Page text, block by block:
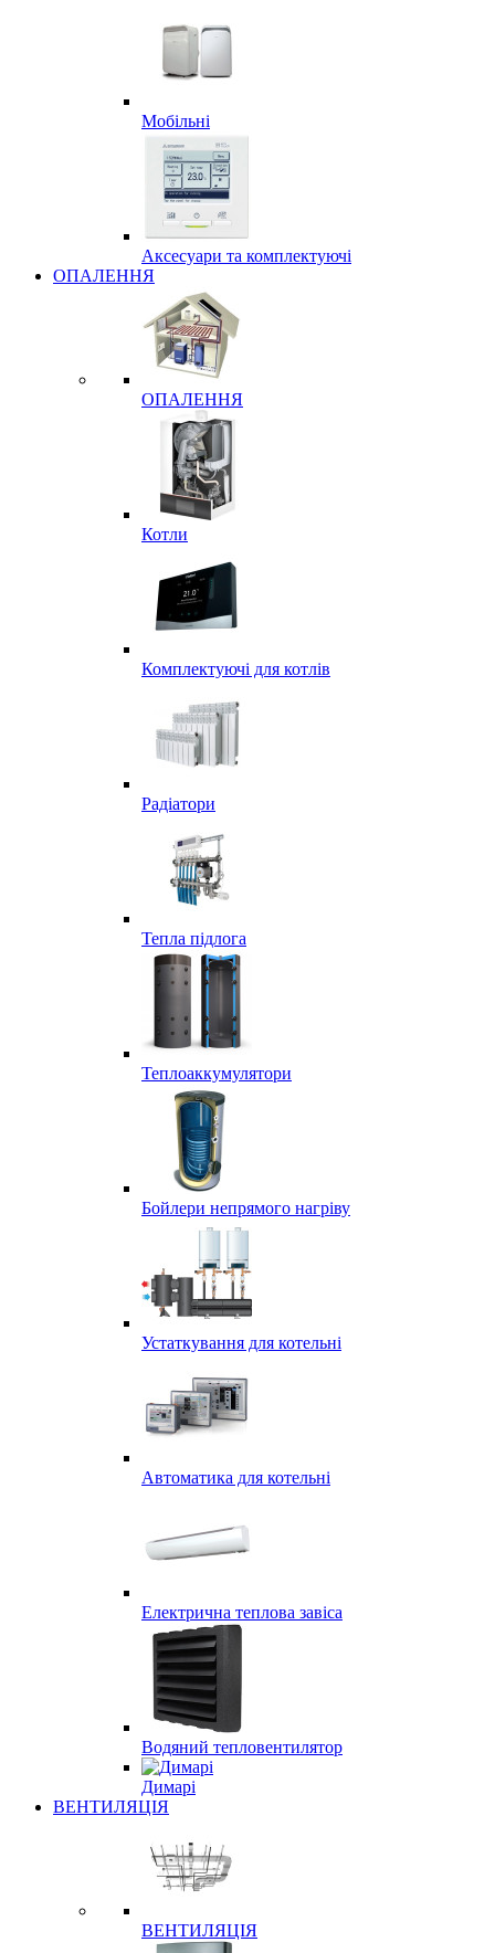
Мобільні
Аксесуари та комплектуючі
ОПАЛЕННЯ
ОПАЛЕННЯ
Котли
Комплектуючі для котлів
Радіатори
Тепла підлога
Теплоаккумулятори
Бойлери непрямого нагріву
Устаткування для котельні
Автоматика для котельні
Електрична теплова завіса
Водяний тепловентилятор
Димарі
ВЕНТИЛЯЦІЯ
ВЕНТИЛЯЦІЯ